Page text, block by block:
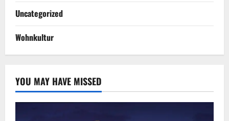
Uncategorized
Wohnkultur
YOU MAY HAVE MISSED